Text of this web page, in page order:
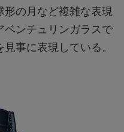
形の月など複雑な表現
ベンチュリンガラスで
事に表現している。